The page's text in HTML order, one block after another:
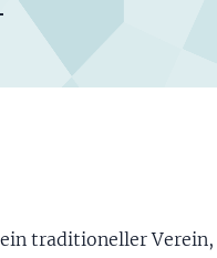
ein traditioneller